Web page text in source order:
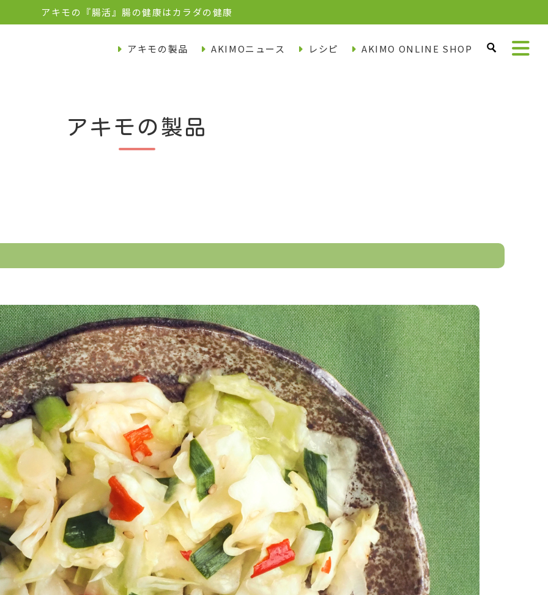
アキモの『腸活』腸の健康はカラダの健康
アキモの製品 AKIMOニュース レシピ AKIMO ONLINE SHOP
アキモの製品